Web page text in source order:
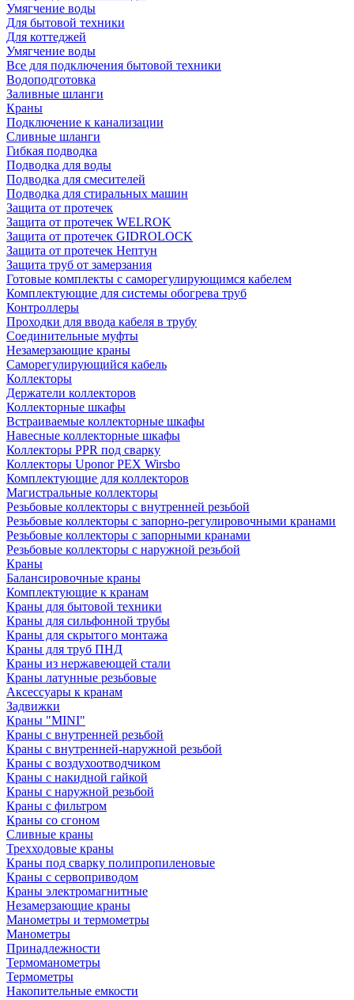
Умягчение воды
Для бытовой техники
Для коттеджей
Умягчение воды
Все для подключения бытовой техники
Водоподготовка
Заливные шланги
Краны
Подключение к канализации
Сливные шланги
Гибкая подводка
Подводка для воды
Подводка для смесителей
Подводка для стиральных машин
Защита от протечек
Защита от протечек WELROK
Защита от протечек GIDROLOCK
Защита от протечек Нептун
Защита труб от замерзания
Готовые комплекты с саморегулирующимся кабелем
Комплектующие для системы обогрева труб
Контроллеры
Проходки для ввода кабеля в трубу
Соединительные муфты
Незамерзающие краны
Саморегулирующийся кабель
Коллекторы
Держатели коллекторов
Коллекторные шкафы
Встраиваемые коллекторные шкафы
Навесные коллекторные шкафы
Коллекторы PPR под сварку
Коллекторы Uponor PEX Wirsbo
Комплектующие для коллекторов
Магистральные коллекторы
Резьбовые коллекторы с внутренней резьбой
Резьбовые коллекторы с запорно-регулировочными кранами
Резьбовые коллекторы с запорными кранами
Резьбовые коллекторы с наружной резьбой
Краны
Балансировочные краны
Комплектующие к кранам
Краны для бытовой техники
Краны для сильфонной трубы
Краны для скрытого монтажа
Краны для труб ПНД
Краны из нержавеющей стали
Краны латунные резьбовые
Аксессуары к кранам
Задвижки
Краны "MINI"
Краны с внутренней резьбой
Краны с внутренней-наружной резьбой
Краны с воздухоотводчиком
Краны с накидной гайкой
Краны с наружной резьбой
Краны с фильтром
Краны со сгоном
Сливные краны
Трехходовые краны
Краны под сварку полипропиленовые
Краны с сервоприводом
Краны электромагнитные
Незамерзающие краны
Манометры и термометры
Манометры
Принадлежности
Термоманометры
Термометры
Накопительные емкости